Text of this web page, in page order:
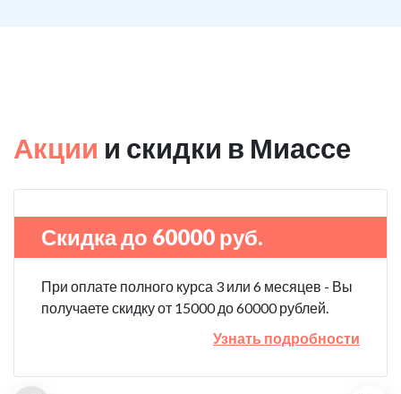
Акции и скидки в Миассе
Скидка до 60000 руб.
При оплате полного курса 3 или 6 месяцев - Вы
получаете скидку от 15000 до 60000 рублей.
Узнать подробности